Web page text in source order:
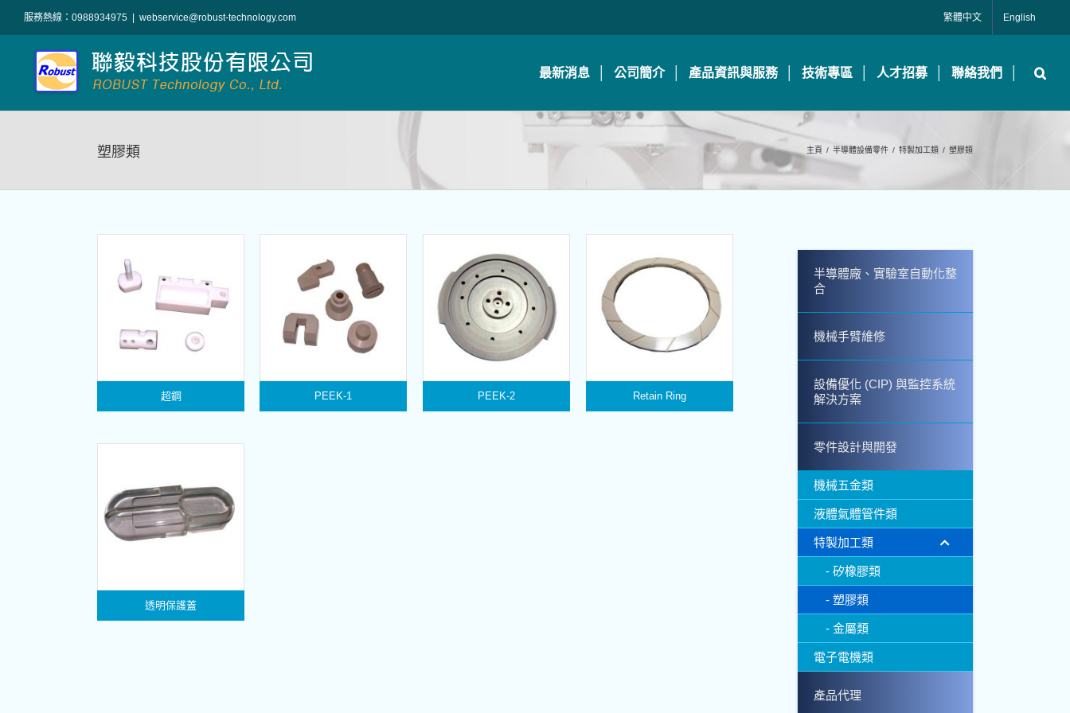
content
服務熱線：0988934975 webservice@robust-technology.com 繁體中文 English
最新消息 公司簡介 產品資訊與服務 技術專區 人才招募 聯絡我們
塑膠類 主頁 / 半導體設備零件 / 特製加工類 / 塑膠類
超鋼 PEEK-1 PEEK-2 Retain Ring
透明保護蓋
半導體廠、實驗室自動化整
合
機械手臂維修
設備優化 (CIP) 與監控系統
解決方案
零件設計與開發
機械五金類
液體氣體管件類
特製加工類
矽橡膠類
塑膠類
金屬類
電子電機類
產品代理